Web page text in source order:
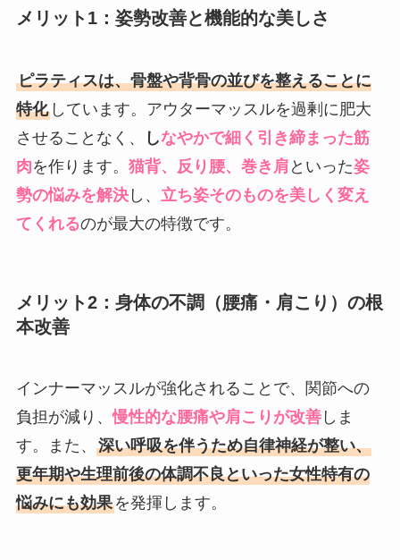
メリット1：姿勢改善と機能的な美しさ
ピラティスは、骨盤や背骨の並びを整えることに
特化しています。アウターマッスルを過剰に肥大
させることなく、
しなやかで細く引き締まった筋
肉を作ります。 猫背、反り腰、巻き肩 といった姿
勢の悩みを解決し、 立ち姿そのものを美しく変え
てくれるのが最大の特徴です。
メリット2：身体の不調（腰痛・肩こり）の根
本改善
インナーマッスルが強化されることで、関節への
負担が減り、慢性的な腰痛や肩こりが改善しま
す。また、 深い呼吸を伴うため自律神経が整い、
更年期や生理前後の体調不良といった女性特有の
悩みにも効果を発揮します。